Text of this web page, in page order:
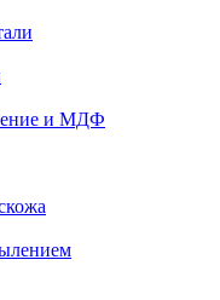
и МДФ